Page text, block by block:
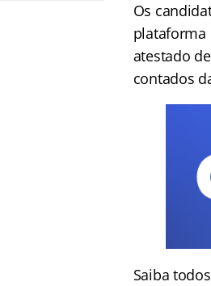
Os
plataforma
atestado
contados
Saiba